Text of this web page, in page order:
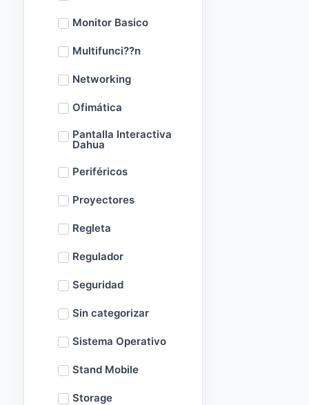
Monitor Basico
Multifunci??n
Networking
Ofimática
Pantalla Interactiva
Dahua
Periféricos
Proyectores
Regleta
Regulador
Seguridad
Sin categorizar
Sistema Operativo
Stand Mobile
Storage